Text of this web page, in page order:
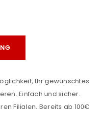
Ihr gewünschtes
Einfach und sicher.
Filialen. Bereits ab 100€